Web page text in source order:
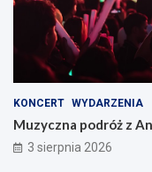
KONCERT WYDARZENIA
Muzyczna podróż z
3 sierpnia 2026